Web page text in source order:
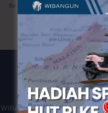
Read More »
WIBANGUN merupakan